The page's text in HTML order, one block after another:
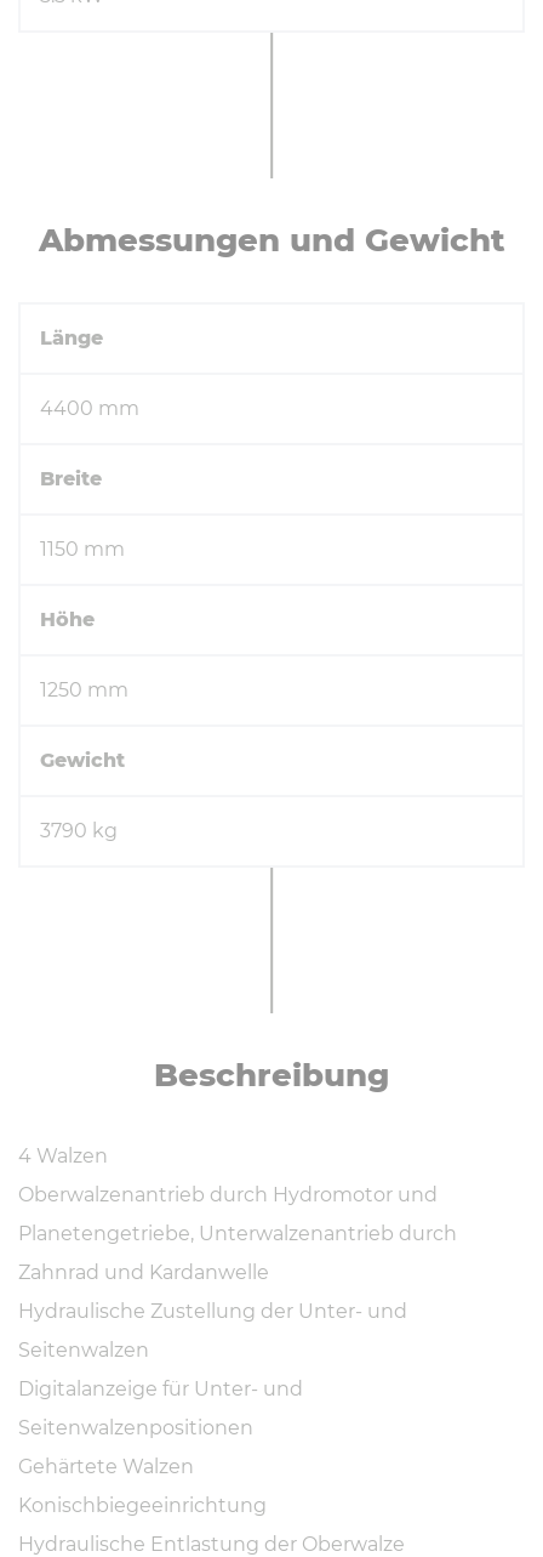
Ab­mes­sun­gen und Gewicht
Länge
4400 mm
Breite
1150 mm
Höhe
1250 mm
Gewicht
3790 kg
Be­schrei­bung
4 Walzen
Oberwalzenantrieb durch Hydromotor und
Planetengetriebe, Unterwalzenantrieb durch
Zahnrad und Kardanwelle
Hydraulische Zustellung der Unter- und
Seitenwalzen
Digitalanzeige für Unter- und
Seitenwalzenpositionen
Gehärtete Walzen
Konischbiegeeinrichtung
Hydraulische Entlastung der Oberwalze